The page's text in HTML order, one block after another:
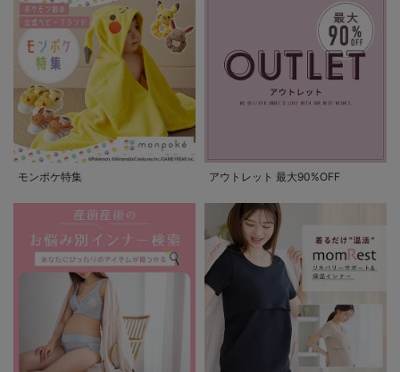
モンポケ特集 アウトレット 最大90%OFF